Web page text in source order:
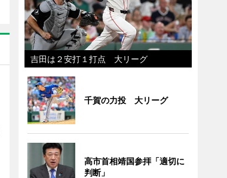
吉田は２安打１打点 大リーグ
千賀の力投 大リーグ
高市首相靖国参拝「適切に
判断」